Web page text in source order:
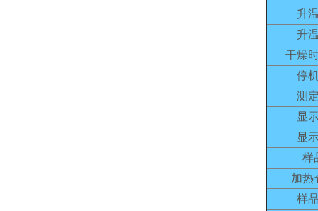
升
升
干燥
停
测
显
显
样
加热
样